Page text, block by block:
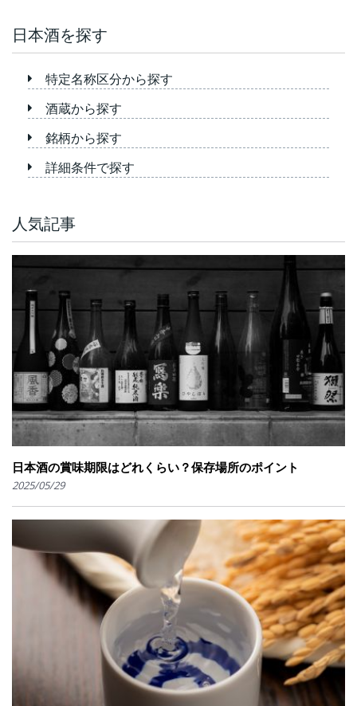
日本酒を探す
特定名称区分から探す
酒蔵から探す
銘柄から探す
詳細条件で探す
人気記事
日本酒の賞味期限はどれくらい？保存場所のポイント
2025/05/29